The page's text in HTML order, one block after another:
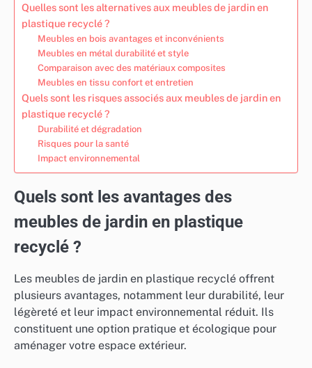
Quelles sont les alternatives aux meubles de jardin en
plastique recyclé ?
Meubles en bois avantages et inconvénients
Meubles en métal durabilité et style
Comparaison avec des matériaux composites
Meubles en tissu confort et entretien
Quels sont les risques associés aux meubles de jardin en
plastique recyclé ?
Durabilité et dégradation
Risques pour la santé
Impact environnemental
Quels sont les avantages des
meubles de jardin en plastique
recyclé ?
Les meubles de jardin en plastique recyclé offrent
plusieurs avantages, notamment leur durabilité, leur
légèreté et leur impact environnemental réduit. Ils
constituent une option pratique et écologique pour
aménager votre espace extérieur.